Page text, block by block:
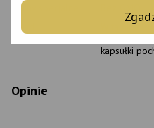
Cechy specjalne
Skład
Witamina
kapsułki
Opinie